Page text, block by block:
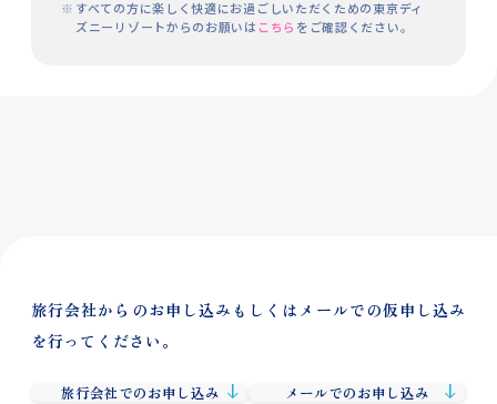
すべての方に楽しく快適にお過ごしいただくための東京ディ
ズニーリゾートからのお願いは こちら をご確認ください。
旅行会社からのお申し込みもしくはメールでの仮申し込み
を行ってください。
旅行会社でのお申し込み メールでのお申し込み